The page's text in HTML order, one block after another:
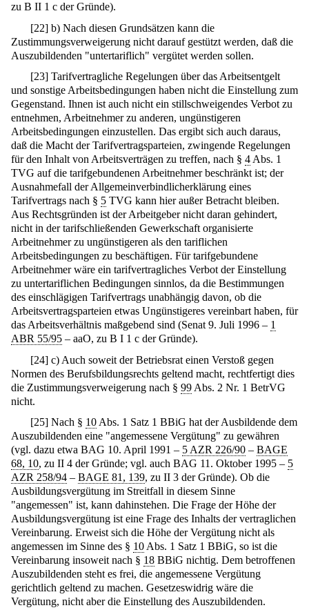
zu B II 1 c der Gründe).
[22] b) Nach diesen Grundsätzen kann die
Zustimmungsverweigerung nicht darauf gestützt werden, daß die
Auszubildenden "untertariflich" vergütet werden sollen.
[23] Tarifvertragliche Regelungen über das Arbeitsentgelt
und sonstige Arbeitsbedingungen haben nicht die Einstellung zum
Gegenstand. Ihnen ist auch nicht ein stillschweigendes Verbot zu
entnehmen, Arbeitnehmer zu anderen, ungünstigeren
Arbeitsbedingungen einzustellen. Das ergibt sich auch daraus,
daß die Macht der Tarifvertragsparteien, zwingende Regelungen
für den Inhalt von Arbeitsverträgen zu treffen, nach § 4 Abs. 1
TVG auf die tarifgebundenen Arbeitnehmer beschränkt ist; der
Ausnahmefall der Allgemeinverbindlicherklärung eines
Tarifvertrags nach § 5 TVG kann hier außer Betracht bleiben.
Aus Rechtsgründen ist der Arbeitgeber nicht daran gehindert,
nicht in der tarifschließenden Gewerkschaft organisierte
Arbeitnehmer zu ungünstigeren als den tariflichen
Arbeitsbedingungen zu beschäftigen. Für tarifgebundene
Arbeitnehmer wäre ein tarifvertragliches Verbot der Einstellung
zu untertariflichen Bedingungen sinnlos, da die Bestimmungen
des einschlägigen Tarifvertrags unabhängig davon, ob die
Arbeitsvertragsparteien etwas Ungünstigeres vereinbart haben, für
das Arbeitsverhältnis maßgebend sind (Senat 9. Juli 1996 – 1
ABR 55/95 – aaO, zu B I 1 c der Gründe).
[24] c) Auch soweit der Betriebsrat einen Verstoß gegen
Normen des Berufsbildungsrechts geltend macht, rechtfertigt dies
die Zustimmungsverweigerung nach § 99 Abs. 2 Nr. 1 BetrVG
nicht.
[25] Nach § 10Abs. 1 Satz 1 BBiG hat der Ausbildende dem
Auszubildenden eine "angemessene Vergütung" zu gewähren
(vgl. dazu etwa BAG 10. April 1991 – 5 AZR 226/90 – BAGE
68, 10, zu II 4 der Gründe; vgl. auch BAG 11. Oktober 1995 – 5
AZR 258/94 – BAGE 81, 139, zu II 3 der Gründe). Ob die
Ausbildungsvergütung im Streitfall in diesem Sinne
"angemessen" ist, kann dahinstehen. Die Frage der Höhe der
Ausbildungsvergütung ist eine Frage des Inhalts der vertraglichen
Vereinbarung. Erweist sich die Höhe der Vergütung nicht als
angemessen im Sinne des § 10Abs. 1 Satz 1 BBiG, so ist die
Vereinbarung insoweit nach § 18 BBiG nichtig. Dem betroffenen
Auszubildenden steht es frei, die angemessene Vergütung
gerichtlich geltend zu machen. Gesetzeswidrig wäre die
Vergütung, nicht aber die Einstellung des Auszubildenden.